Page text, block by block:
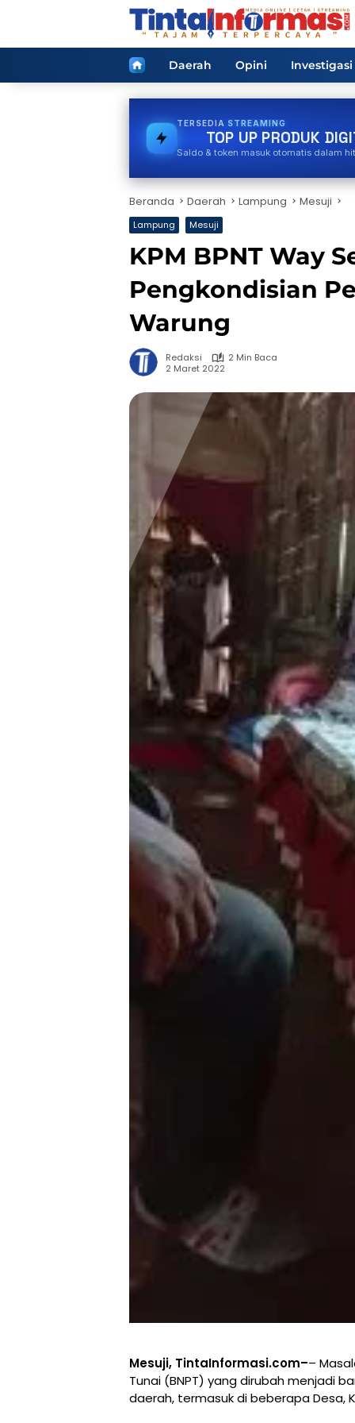
HomeDaerah Opini Investigasi
TERSEDIA GAS
TOP UP PRODUK
Saldo & token masuk otomatis dalam
Beranda Daerah Lampung Mesuji
Lampung Mesuji
KPM BPNT Way
Pengkondisian
Warung
Redaksi
2 Min Baca
2 Maret 2022
Mesuji, TintaInformasi.com––
Tunai (BNPT) yang dirubah menjadi
daerah, termasuk di beberapa Desa,